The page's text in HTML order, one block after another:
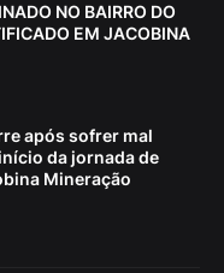
NO BAIRRO DO
EM JACOBINA
após sofrer mal
da jornada de
Mineração